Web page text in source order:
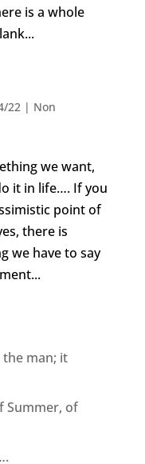
is a whole
22| Non
we want,
it in life…. If you
point of
there is
we have to say
man; it
Summer, of